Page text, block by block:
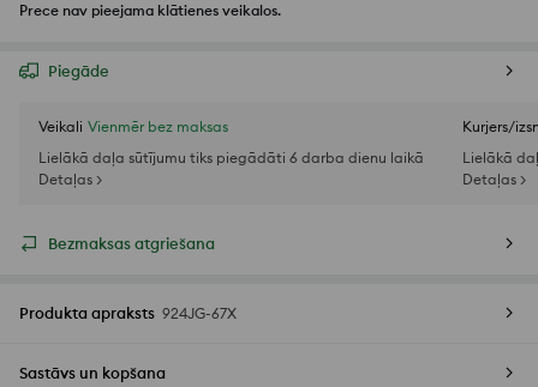
Prece nav pieejama klātienes veikalos.
Piegāde
Veikali Vienmēr bez maksas
Lielākā daļa sūtījumu tiks piegādāti 6 darba dienu laikā
Detaļas >
Kurjers/
Lielākā
Detaļas >
Bezmaksas atgriešana
Produkta apraksts 924JG-67X
Sastāvs un kopšana